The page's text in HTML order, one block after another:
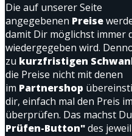
Die auf unserer Seite
angegebenen Preise
damit Dir möglichst immer
wiedergegeben wird.
zu kurzfristigen
die Preise nicht mit denen
im Partnershop
dir, einfach mal den Preis
überprüfen. Das machst
Prüfen-Button"des